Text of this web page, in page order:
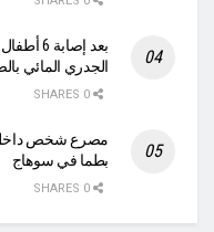
بعد
الجدري المائي
مصرع شخص داخل
بطما في سوهاج